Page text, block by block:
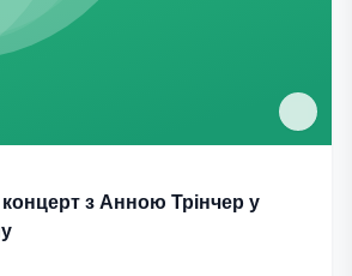
концерт з Анною Трінчер у